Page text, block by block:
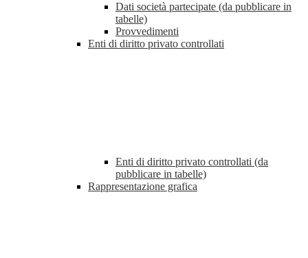
Dati società partecipate (da pubblicare in
tabelle)
Provvedimenti
Enti di diritto privato controllati
Enti di diritto privato controllati (da
pubblicare in tabelle)
Rappresentazione grafica